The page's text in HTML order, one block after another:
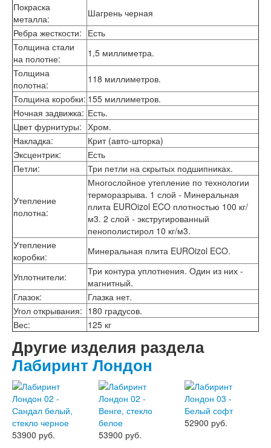
Интекрон Премьера
Интекрон Профит
Интекрон Ронда
Интекрон Сицилия
Интекрон Спарта Белая
Интекрон Спарта Грей
Интекрон Термо
Интекрон Тетра
Интекрон Фараон
Интекрон Форте
Двери АСД
Двери Ратибор
Двери Аргус
Тамбурные двери
Межкомнатные двери
Двери Альберо
Альянс
Галерея
Геометрия
Империя
Классика
Лайн
Мегаполис
Мегаполис ГЛ
Неоклассика Про
Скин
Тренд
Двери ВанМарк
Шпон текстурированный
Эмалекс
Серия София
Эмаль
Серия Дебют
Серия Нео
Покраска
металла:
Шагрень черная
Ребра жесткости: Есть
Толщина стали
на полотне:
1,5 миллиметра.
Толщина
полотна:
118 миллиметров.
Толщина коробки: 155 миллиметров.
Ночная задвижка: Есть.
Цвет фурнитуры: Хром.
Накладка:
Крит (авто-шторка)
Эксцентрик:
Есть
Петли: Три петли на скрытых подшипниках.
Утепление
полотна:
Многослойное утепление по технологии
терморазрыва. 1 слой - Минеральная
плита EUROizol ECO плотностью 100 кг/
м3. 2 слой - экстругированный
пенополистирол 10 кг/м3.
Утепление
коробки: Минеральная плита EUROizol ECO.
Уплотнители:
Три контура уплотнения. Один из них -
магнитный.
Глазок:
Глазка нет.
Угол открывания: 180 градусов.
Вес: 125 кг
Другие изделия раздела
Лабиринт Лондон
53900 руб. 53900 руб.
52900 руб.